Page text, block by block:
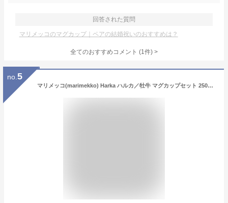
回答された質問
マリメッコのマグカップ｜ペアの結婚祝いのおすすめは？
全てのおすすめコメント (1件) >
no. 5
マリメッコ(marimekko) Harka ハルカ／牡牛 マグカップセット 250ml ダークワイン×ダークレッド 072022-133／22AW /// ペア 北欧雑貨 赤 ブラウン 電子レンジ 食洗機対応 シンプル モダン フィンランド ブランド 食器 // ギフト プレゼント 贈り物